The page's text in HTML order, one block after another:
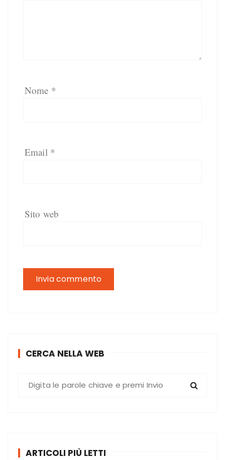
Nome *
Email *
Sito web
CERCA NELLA WEB
ARTICOLI PIÙ LETTI